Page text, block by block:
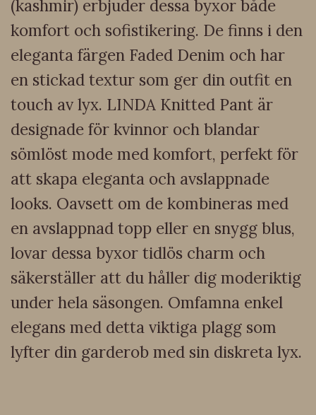
(kashmir) erbjuder dessa byxor både
komfort och sofistikering. De finns i den
eleganta färgen Faded Denim och har
en stickad textur som ger din outfit en
touch av lyx. LINDA Knitted Pant är
designade för kvinnor och blandar
sömlöst mode med komfort, perfekt för
att skapa eleganta och avslappnade
looks. Oavsett om de kombineras med
en avslappnad topp eller en snygg blus,
lovar dessa byxor tidlös charm och
säkerställer att du håller dig moderiktig
under hela säsongen. Omfamna enkel
elegans med detta viktiga plagg som
lyfter din garderob med sin diskreta lyx.